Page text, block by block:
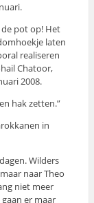
de pot op! Het
laten
realiseren
Chatoor,
2008.
hak zetten.”
in
Wilders
naar Theo
niet meer
er maar